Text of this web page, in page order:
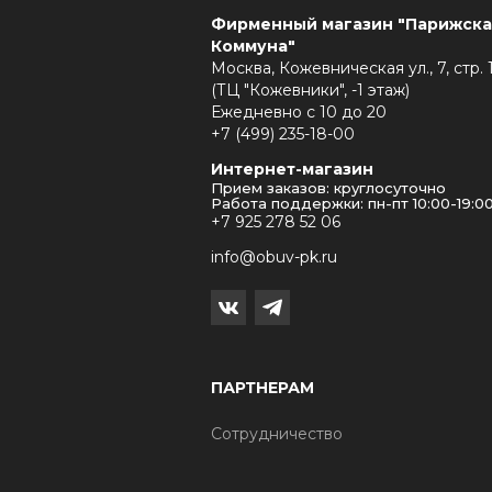
Фирменный магазин
Коммуна"
Москва, Кожевническая ул., 7, стр. 1
(ТЦ "Кожевники", -1 этаж)
Ежедневно с 10 до 20
+7 (499) 235-18-00
Интернет-магазин
Прием заказов: круглосуточно
Работа поддержки: пн-пт 10:00-19:00
+7 925 278 52 06
info@obuv-pk.ru
ПАРТНЕРАМ
Сотрудничество